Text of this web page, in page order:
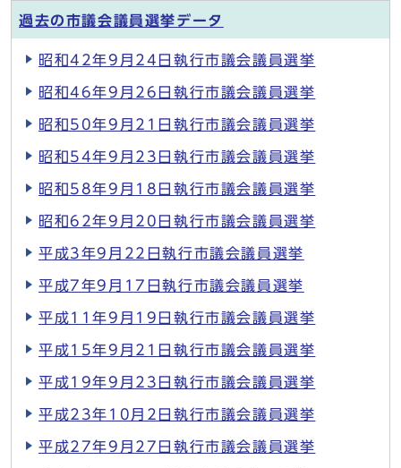
過去の市議会議員選挙データ
昭和42年9月24日執行市議会議員選挙
昭和46年9月26日執行市議会議員選挙
昭和50年9月21日執行市議会議員選挙
昭和54年9月23日執行市議会議員選挙
昭和58年9月18日執行市議会議員選挙
昭和62年9月20日執行市議会議員選挙
平成3年9月22日執行市議会議員選挙
平成7年9月17日執行市議会議員選挙
平成11年9月19日執行市議会議員選挙
平成15年9月21日執行市議会議員選挙
平成19年9月23日執行市議会議員選挙
平成23年10月2日執行市議会議員選挙
平成27年9月27日執行市議会議員選挙